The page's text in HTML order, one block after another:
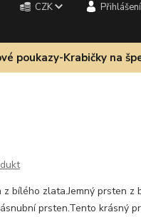
CZK Přihlášení
poukazy-Krabičky na
bílého zlata.Jemný prsten z
prsten.Tento krásný